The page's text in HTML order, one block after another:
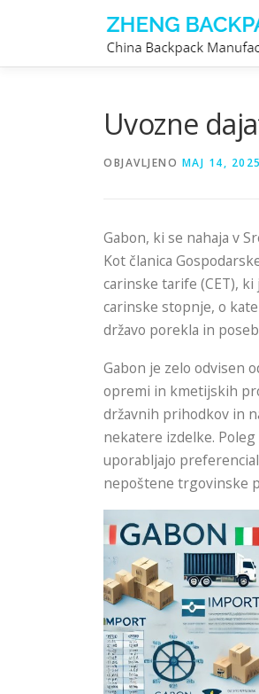
Uvozne
OBJAVLJENO MAJ 14, 2025
Gabon, ki se nahaja v
Kot članica
carinske tarife (CET), ki
carinske stopnje, o
državo porekla in
Gabon je zelo odvisen
opremi in kmetijskih
državnih prihodkov in
nekatere izdelke.
uporabljajo
nepoštene trgovinske